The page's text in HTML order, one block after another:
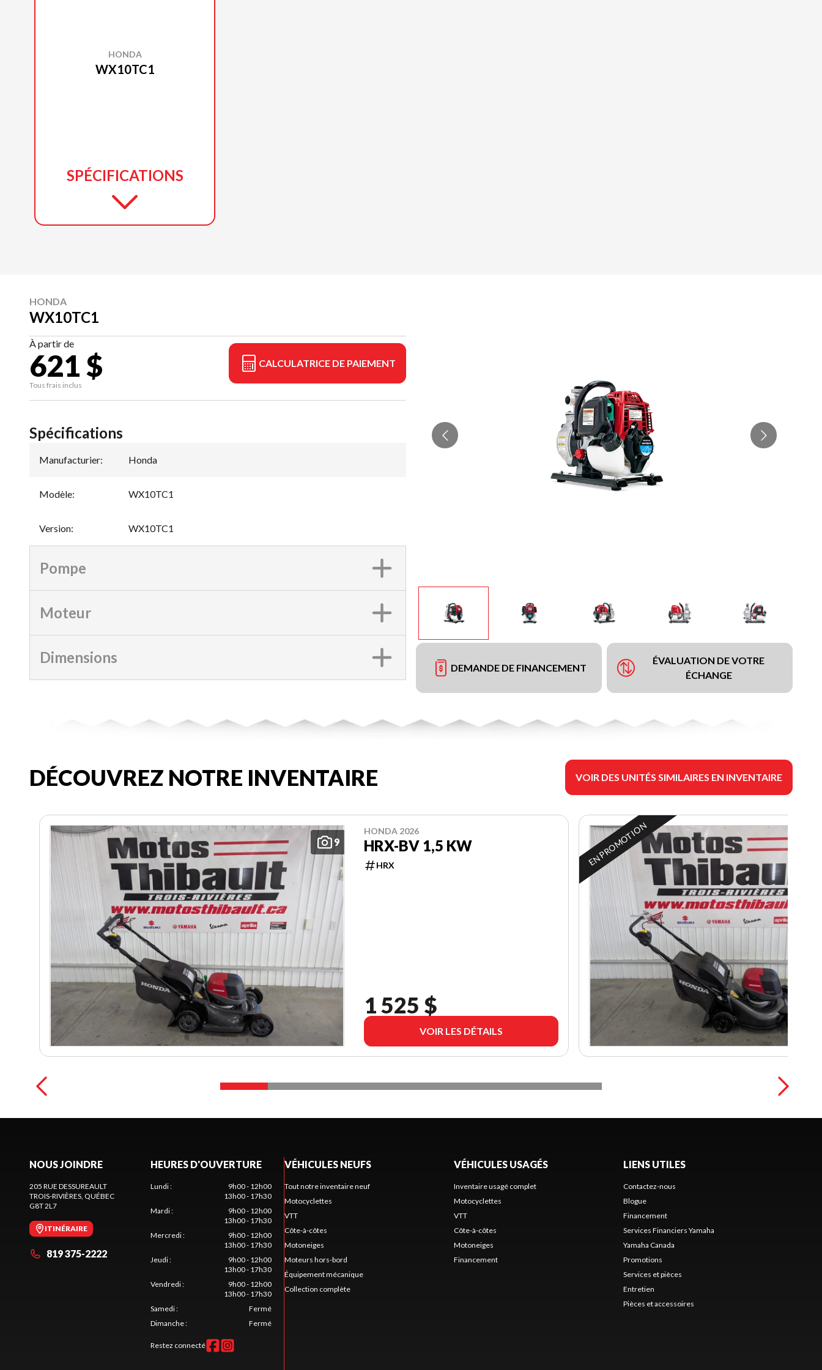
HONDA
WX10TC1
SPÉCIFICATIONS
HONDA
WX10TC1
À partir de
621 $
Tous frais inclus
CALCULATRICE DE PAIEMENT
DEMANDE DE FINANCEMENT
ÉVALUATION DE VOTRE
ÉCHANGE
Spécifications
Manufacturier: Honda
Modèle: WX10TC1
Version: WX10TC1
Pompe
Moteur
Dimensions
DÉCOUVREZ NOTRE INVENTAIRE VOIR DES UNITÉS SIMILAIRES EN INVENTAIRE
9
HONDA 2026
HRX-BV 1,5 KW
HRX
1 525 $
VOIR LES DÉTAILS
EN PROMOTION
NOUS JOINDRE
205 RUE DESSUREAULT
TROIS-RIVIÈRES , QUÉBEC
G8T 2L7
ITINÉRAIRE
819 375-2222
HEURES D'OUVERTURE
Lundi:
9h00 - 12h00
13h00 - 17h30
Mardi:
9h00 - 12h00
13h00 - 17h30
Mercredi:
9h00 - 12h00
13h00 - 17h30
Jeudi:
9h00 - 12h00
13h00 - 17h30
Vendredi:
9h00 - 12h00
13h00 - 17h30
Samedi:
Fermé
Dimanche: Fermé
Restez connecté
VÉHICULES NEUFS
Tout notre inventaire neuf
Motocyclettes
VTT
Côte-à-côtes
Motoneiges
Moteurs hors-bord
Équipement mécanique
Collection complète
VÉHICULES USAGÉS
Inventaire usagé complet
Motocyclettes
VTT
Côte-à-côtes
Motoneiges
Financement
LIENS UTILES
Contactez-nous
Blogue
Financement
Services Financiers Yamaha
Yamaha Canada
Promotions
Services et pièces
Entretien
Pièces et accessoires